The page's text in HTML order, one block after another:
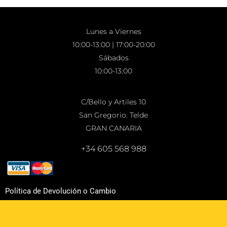
Lunes a Viernes
10:00-13:00 | 17:00-20:00
Sábados
10:00-13:00
C/Bello y Artiles 10
San Gregorio. Telde
GRAN CANARIA
+34 605 568 988
Política de Devolución o Cambio